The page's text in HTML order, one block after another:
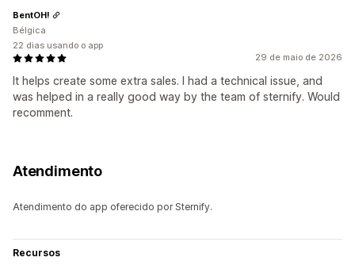
29 de maio de 2026
It helps create some extra sales. I had a technical issue, and
was helped in a really good way by the team of sternify. Would
recomment.
BentOH!
Bélgica
22 dias usando o app
Atendimento
Atendimento do app oferecido por Sternify.
Recursos